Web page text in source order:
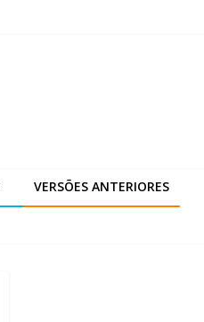
VERSÕES ANTERIORES